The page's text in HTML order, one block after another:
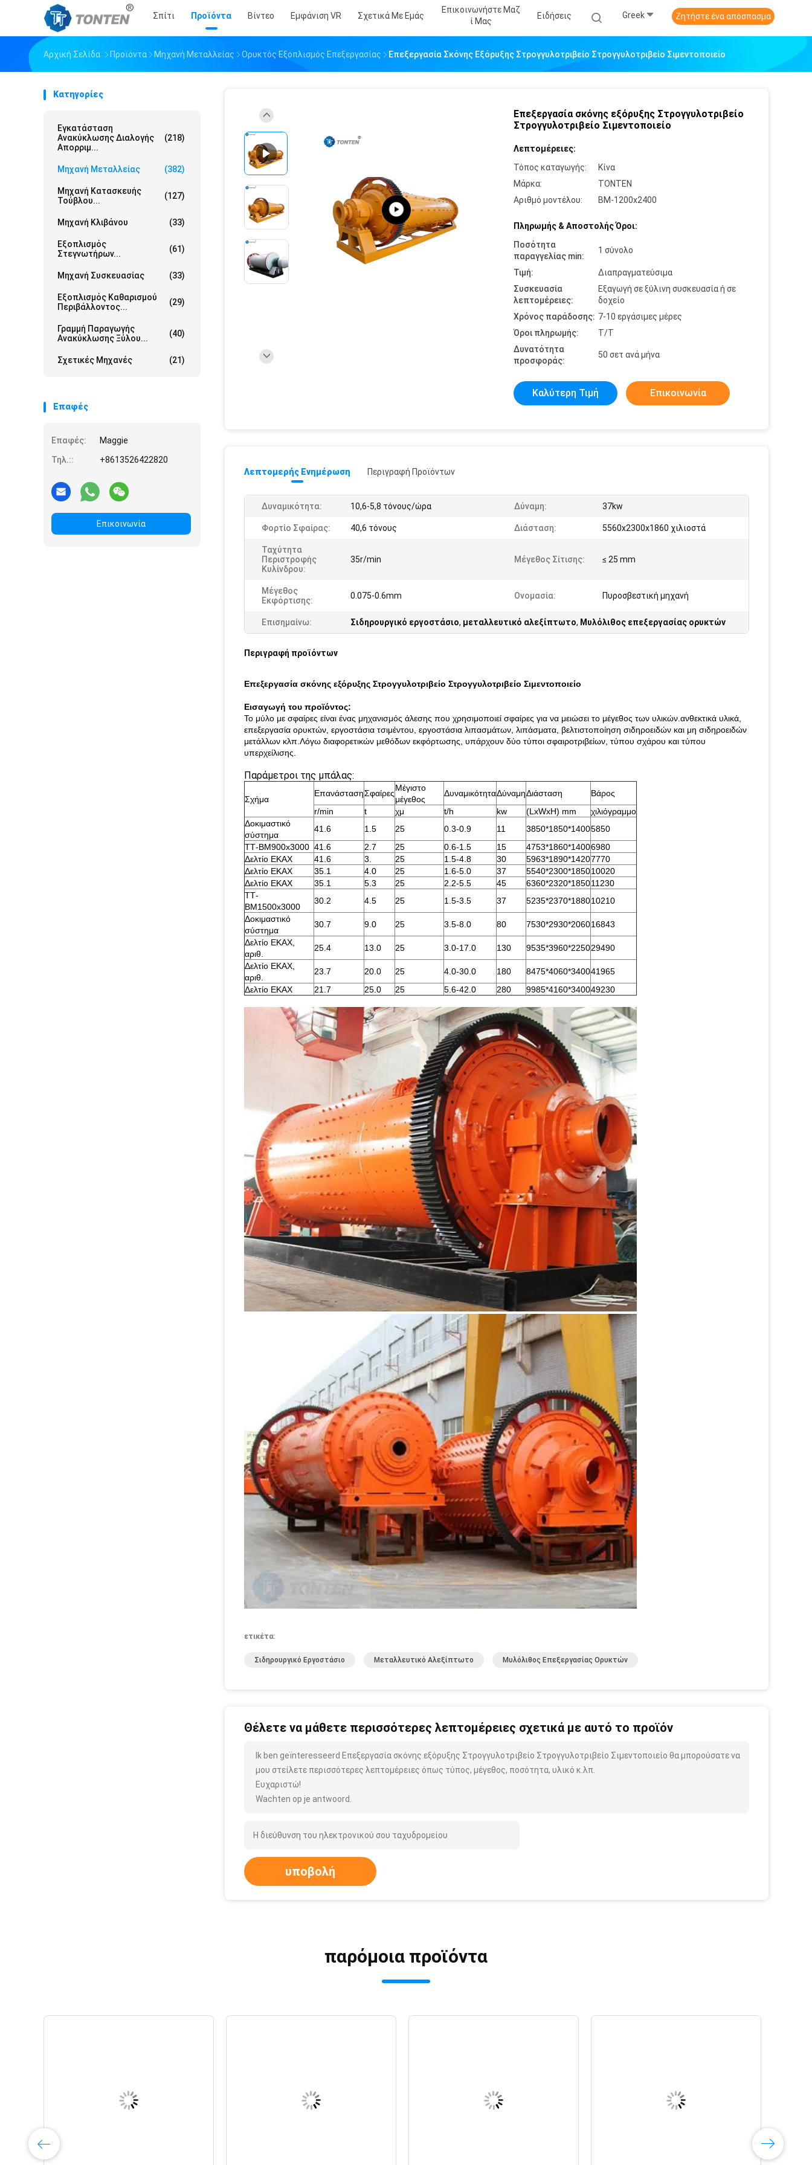
Σπίτι Προϊόντα Βίντεο Εμφάνιση VR Σχετικά Με Εμάς
Επικοινωνήστε Μαζ
Ί Μας
Ειδήσεις Greek Ζητήστε ένα απόσπασμα
Αρχική Σελίδα Προϊόντα Μηχανή Μεταλλείας Ορυκτός Εξοπλισμός Επεξεργασίας Επεξεργασία Σκόνης Εξόρυξης Στρογγυλοτριβείο Στρογγυλοτριβείο Σιμεντοποιείο
Κατηγορίες
Εγκατάσταση
Ανακύκλωσης Διαλογής
Απορριμ...
(218)
Μηχανή Μεταλλείας (382)
Μηχανή Κατασκευής
Τούβλου...
(127)
Μηχανή Κλιβάνου (33)
Εξοπλισμός
Στεγνωτήρων...
(61)
Μηχανή Συσκευασίας (33)
Εξοπλισμός Καθαρισμού
Περιβάλλοντος...
(29)
Γραμμή Παραγωγής
Ανακύκλωσης Ξύλου...
(40)
Σχετικές Μηχανές (21)
Επαφές
Επαφές:
Maggie
Τηλ.::
+8613526422820
Επικοινωνία
Επεξεργασία σκόνης εξόρυξης Στρογγυλοτριβείο
Στρογγυλοτριβείο Σιμεντοποιείο
Λεπτομέρειες:
Τόπος καταγωγής:
Κίνα
Μάρκα:
TONTEN
Αριθμό μοντέλου:
BM-1200x2400
Πληρωμής & Αποστολής Όροι:
Ποσότητα
παραγγελίας min:
1 σύνολο
Τιμή:
Διαπραγματεύσιμα
Συσκευασία
λεπτομέρειες:
Εξαγωγή σε ξύλινη συσκευασία ή σε
δοχείο
Χρόνος παράδοσης: 7-10 εργάσιμες μέρες
Όροι πληρωμής:
Τ/Τ
Δυνατότητα
προσφοράς:
50 σετ ανά μήνα
Καλύτερη Τιμή Επικοινωνία
Λεπτομερής Ενημέρωση Περιγραφή Προϊόντων
Δυναμικότητα: 10,6-5,8 τόνους/ώρα Δύναμη: 37kw
Φορτίο Σφαίρας: 40,6 τόνους Διάσταση: 5560x2300x1860 χιλιοστά
Ταχύτητα
Περιστροφής
Κυλίνδρου:
35r/min Μέγεθος Σίτισης: ≤ 25 mm
Μέγεθος
Εκφόρτισης:
0.075-0.6mm Ονομασία: Πυροσβεστική μηχανή
Επισημαίνω: Σιδηρουργικό εργοστάσιο, μεταλλευτικό αλεξίπτωτο, Μυλόλιθος επεξεργασίας ορυκτών
Περιγραφή προϊόντων
Επεξεργασία σκόνης εξόρυξης Στρογγυλοτριβείο Στρογγυλοτριβείο Σιμεντοποιείο
Εισαγωγή του προϊόντος:
Το μύλο με σφαίρες είναι ένας μηχανισμός άλεσης που χρησιμοποιεί σφαίρες για να μειώσει το μέγεθος των υλικών.ανθεκτικά υλικά,
επεξεργασία ορυκτών, εργοστάσια τσιμέντου, εργοστάσια λιπασμάτων, λιπάσματα, βελτιστοποίηση σιδηροειδών και μη σιδηροειδών
μετάλλων κλπ.Λόγω διαφορετικών μεθόδων εκφόρτωσης, υπάρχουν δύο τύποι σφαιροτριβείων, τύπου σχάρου και τύπου
υπερχείλισης.
Παράμετροι της μπάλας:
Σχήμα
ΕπανάστασηΣφαίρες
Μέγιστο
μέγεθος
ΔυναμικότηταΔύναμηΔιάσταση
Βάρος
r/min
t χμ t/h kw (LxWxH) mm
χιλιόγραμμο
Δοκιμαστικό
σύστημα
41.6 1.5 25 0.3-0.9 11 3850*1850*14005850
ΤΤ-BM900x3000 41.6 2.7 25 0.6-1.5 15 4753*1860*14006980
Δελτίο ΕΚΑΧ
41.6 3. 25 1.5-4.8 30 5963*1890*14207770
Δελτίο ΕΚΑΧ
35.1 4.0 25 1.6-5.0 37 5540*2300*185010020
Δελτίο ΕΚΑΧ
35.1 5.3 25 2.2-5.5 45 6360*2320*185011230
ΤΤ-
BM1500x3000
30.2 4.5 25 1.5-3.5 37 5235*2370*188010210
Δοκιμαστικό
σύστημα
30.7 9.0 25 3.5-8.0 80 7530*2930*206016843
Δελτίο ΕΚΑΧ,
αριθ.
25.4 13.0 25 3.0-17.0 130 9535*3960*225029490
Δελτίο ΕΚΑΧ,
αριθ.
23.7 20.0 25 4.0-30.0 180 8475*4060*340041965
Δελτίο ΕΚΑΧ
21.7 25.0 25 5.6-42.0 280 9985*4160*340049230
ετικέτα:
Σιδηρουργικό Εργοστάσιο Μεταλλευτικό Αλεξίπτωτο Μυλόλιθος Επεξεργασίας Ορυκτών
Θέλετε να μάθετε περισσότερες λεπτομέρειες σχετικά με αυτό το προϊόν
Ik ben geïnteresseerd Επεξεργασία σκόνης εξόρυξης Στρογγυλοτριβείο Στρογγυλοτριβείο Σιμεντοποιείο θα μπορούσατε να
μου στείλετε περισσότερες λεπτομέρειες όπως τύπος, μέγεθος, ποσότητα, υλικό κ.λπ.
Ευχαριστώ!
Wachten op je antwoord.
υποβολή
παρόμοια προϊόντα